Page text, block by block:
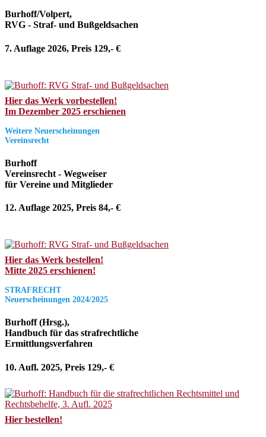
Burhoff/Volpert,
RVG - Straf- und Bußgeldsachen
7. Auflage 2026, Preis 129,- €
Hier das Werk vorbestellen!
Im Dezember 2025 erschienen
Weitere Neuerscheinungen
Vereinsrecht
Burhoff
Vereinsrecht - Wegweiser
für Vereine und Mitglieder
12. Auflage 2025, Preis 84,- €
Hier das Werk bestellen!
Mitte 2025 erschienen!
STRAFRECHT
Neuerscheinungen 2024/2025
Burhoff (Hrsg.),
Handbuch für das strafrechtliche
Ermittlungsverfahren
10. Aufl. 2025, Preis 129,- €
Hier bestellen!